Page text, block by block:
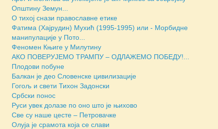
Општину Земун...
О тихој снази православне етике
Фатима (Хајрудин) Мухић (1995-1995) или - Морбидне
манипулације у Пото...
Феномен Књиге у Милутину
АКО ПОВЕРУЈЕМО ТРАМПУ – ОДЛАЖЕМО ПОБЕДУ!...
Плодови побуне
Балкан је део Словенске цивилизације
Гогољ и свети Тихон Задонски
Србски понос
Руси увек долазе по оно што је њихово
Све су наше цесте – Петровачке
Олуја је срамота која се слави